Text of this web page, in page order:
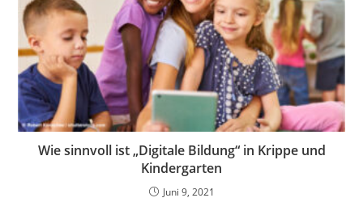
Wie sinnvoll ist „Digitale Bildung“ in Krippe und
Kindergarten
Juni 9, 2021